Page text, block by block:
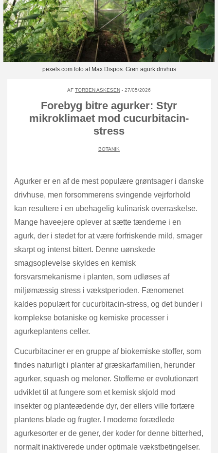
pexels.com foto af Max Dispos: Grøn agurk drivhus
AF TORBEN ASKESEN - 27/05/2026
Forebyg bitre agurker: Styr
mikroklimaet mod cucurbitacin-
stress
BOTANIK
Agurker er en af de mest populære grøntsager i danske
drivhuse, men forsommerens svingende vejrforhold
kan resultere i en ubehagelig kulinarisk overraskelse.
Mange haveejere oplever at sætte tænderne i en
agurk, der i stedet for at være forfriskende mild, smager
skarpt og intenst bittert. Denne uønskede
smagsoplevelse skyldes en kemisk
forsvarsmekanisme i planten, som udløses af
miljømæssig stress i vækstperioden. Fænomenet
kaldes populært for cucurbitacin-stress, og det bunder i
komplekse botaniske og kemiske processer i
agurkeplantens celler.
Cucurbitaciner er en gruppe af biokemiske stoffer, som
findes naturligt i planter af græskarfamilien, herunder
agurker, squash og meloner. Stofferne er evolutionært
udviklet til at fungere som et kemisk skjold mod
insekter og planteædende dyr, der ellers ville fortære
plantens blade og frugter. I moderne forædlede
agurkesorter er de gener, der koder for denne bitterhed,
normalt inaktiverede under optimale vækstbetingelser.